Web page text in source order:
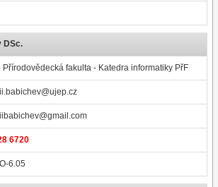
DSc.
Přírodovědecká fakulta - Katedra informatiky PřF
6720
6.05